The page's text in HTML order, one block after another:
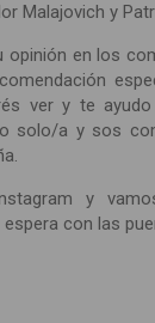
Malajovich y
opinión en los
ver y te
solo/a y sos
y
con las